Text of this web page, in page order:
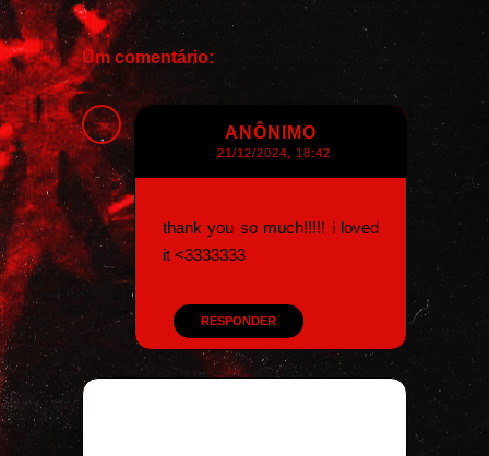
Um comentário:
ANÔNIMO
21/12/2024, 18:42
thank you so much!!!!! i loved
it <3333333
RESPONDER